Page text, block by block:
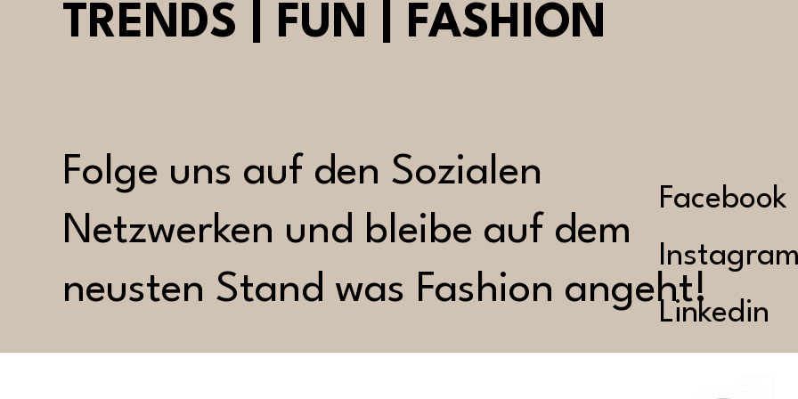
TRENDS | FUN | FASHION
Folge uns auf den Sozialen
Netzwerken und bleibe auf dem
neusten Stand was Fashion angeht!
Facebook
Linkedin